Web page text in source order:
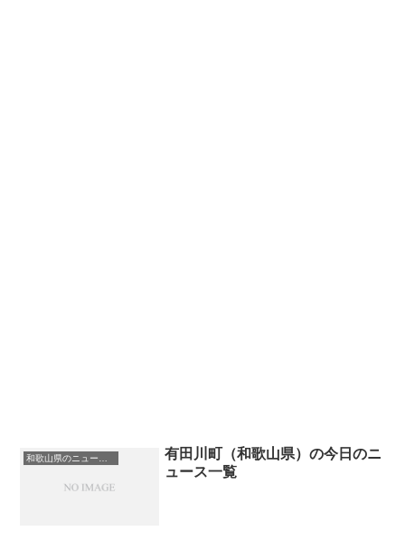
有田川町（和歌山県）の今日のニ
ュース一覧